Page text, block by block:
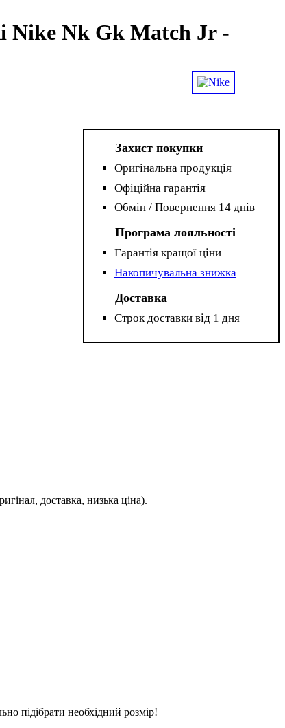
Nike Nk Gk Match Jr -
Захист покупки
Оригінальна продукція
Офіційна гарантія
Обмін / Повернення 14 днів
Програма лояльності
Гарантія кращої ціни
Накопичувальна знижка
Доставка
Строк доставки від 1 дня
доставка, низька ціна).
підібрати необхідний розмір!